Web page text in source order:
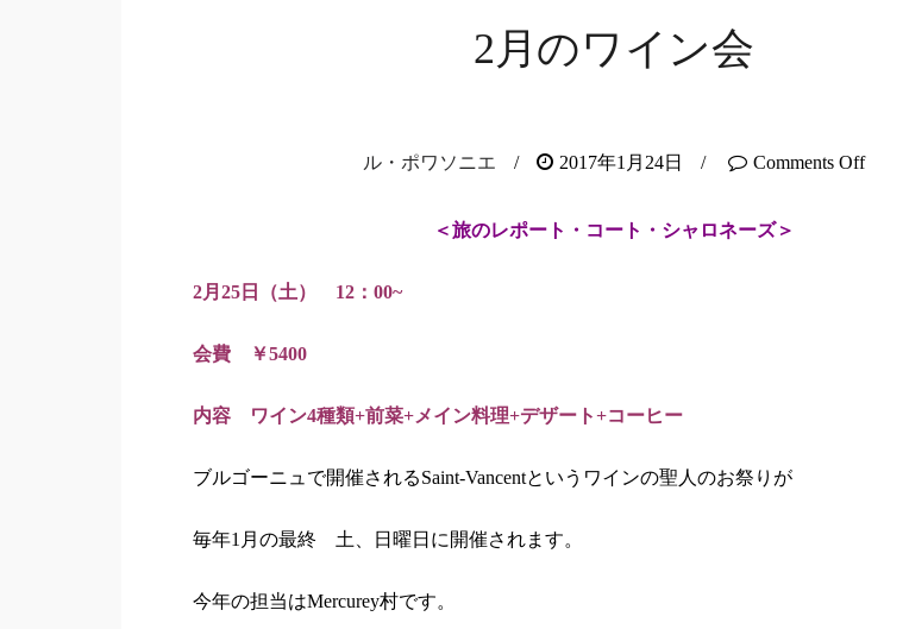
2月のワイン会
ル・ポワソニエ / 2017年1月24日 / Comments Off
＜旅のレポート・コート・シャロネーズ＞
2月25日（土） 12：00~
会費 ￥5400
内容 ワイン4種類+前菜+メイン料理+デザート+コーヒー
ブルゴーニュで開催されるSaint-Vancentというワインの聖人のお祭りが
毎年1月の最終 土、日曜日に開催されます。
今年の担当はMercurey村です。